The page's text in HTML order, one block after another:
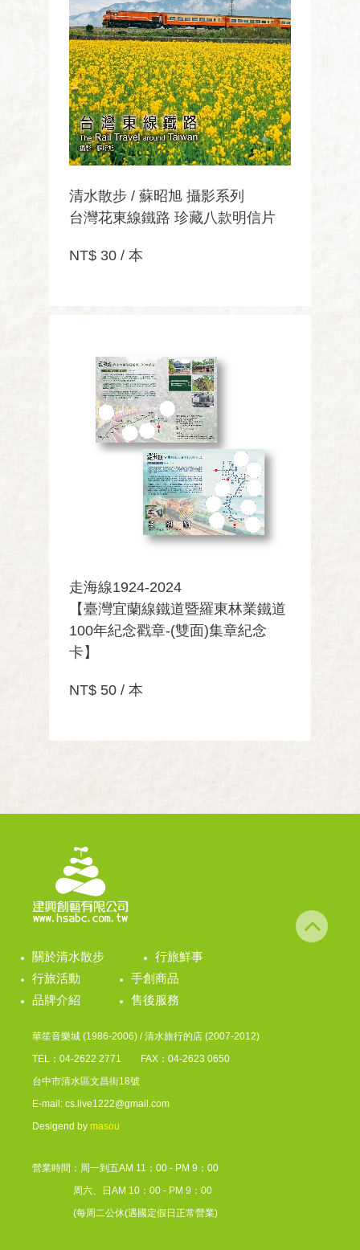
清水散步 / 蘇昭旭 攝影系列
台灣花東線鐵路 珍藏八款明信片
NT$ 30 / 本
走海線1924-2024
【臺灣宜蘭線鐵道暨羅東林業鐵道
100年紀念戳章-(雙面)集章紀念
卡】
NT$ 50 / 本
關於清水散步
行旅鮮事
行旅活動
手創商品
品牌介紹
售後服務
華笙音樂城 (1986-2006) / 清水旅行的店 (2007-2012)
TEL：04-2622 2771 FAX：04-2623 0650
台中市清水區文昌街18號
E-mail: cs.live1222@gmail.com
Desigend by masou
營業時間：周一到五AM 11：00 - PM 9：00
周六、日AM 10：00 - PM 9：00
(每周二公休(遇國定假日正常營業)